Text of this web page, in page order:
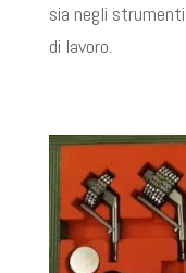
sia negli
di lavoro.